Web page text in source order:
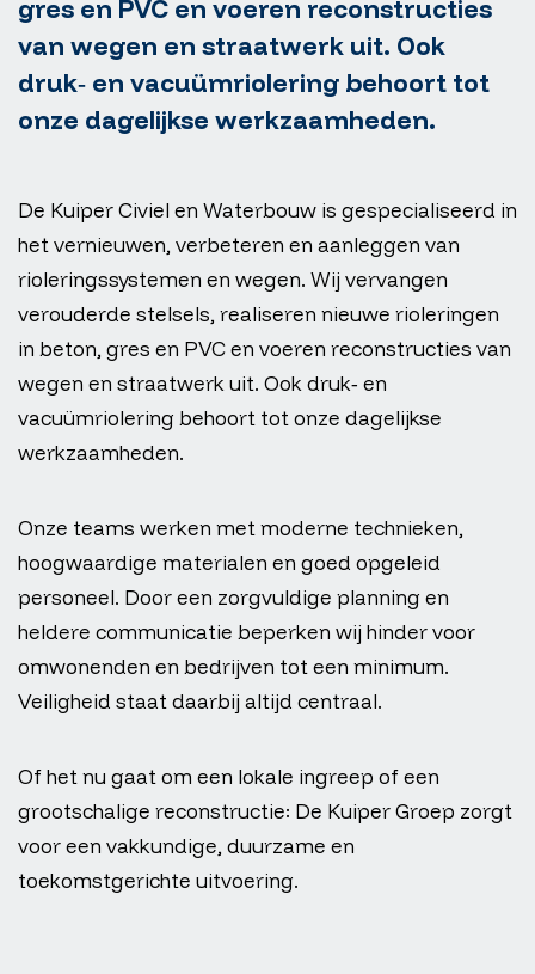
gres en PVC en voeren reconstructies
van wegen en straatwerk uit. Ook
druk‑ en vacuümriolering behoort tot
onze dagelijkse werkzaamheden.
De Kuiper Civiel en Waterbouw is gespecialiseerd in
het vernieuwen, verbeteren en aanleggen van
rioleringssystemen en wegen. Wij vervangen
verouderde stelsels, realiseren nieuwe rioleringen
in beton, gres en PVC en voeren reconstructies van
wegen en straatwerk uit. Ook druk‑ en
vacuümriolering behoort tot onze dagelijkse
werkzaamheden.
Onze teams werken met moderne technieken,
hoogwaardige materialen en goed opgeleid
personeel. Door een zorgvuldige planning en
heldere communicatie beperken wij hinder voor
omwonenden en bedrijven tot een minimum.
Veiligheid staat daarbij altijd centraal.
Of het nu gaat om een lokale ingreep of een
grootschalige reconstructie: De Kuiper Groep zorgt
voor een vakkundige, duurzame en
toekomstgerichte uitvoering.